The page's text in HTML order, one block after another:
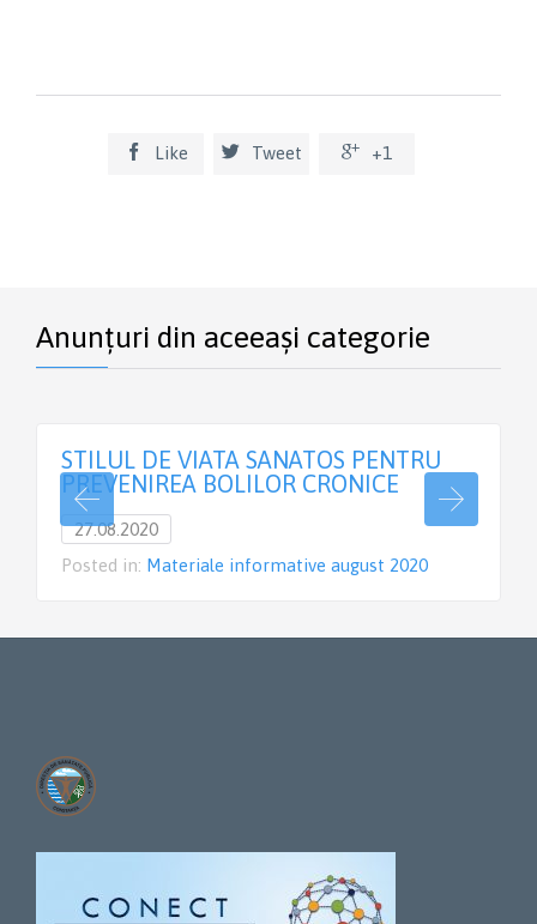
 Like  Tweet  +1
Anunțuri din aceeași categorie
STILUL DE VIATA SANATOS PENTRU
PREVENIREA BOLILOR CRONICE
27.08.2020
Posted in: Materiale informative august 2020